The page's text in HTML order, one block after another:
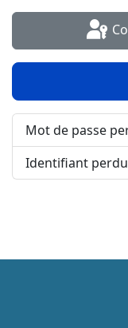
Mot de passe
Identifiant